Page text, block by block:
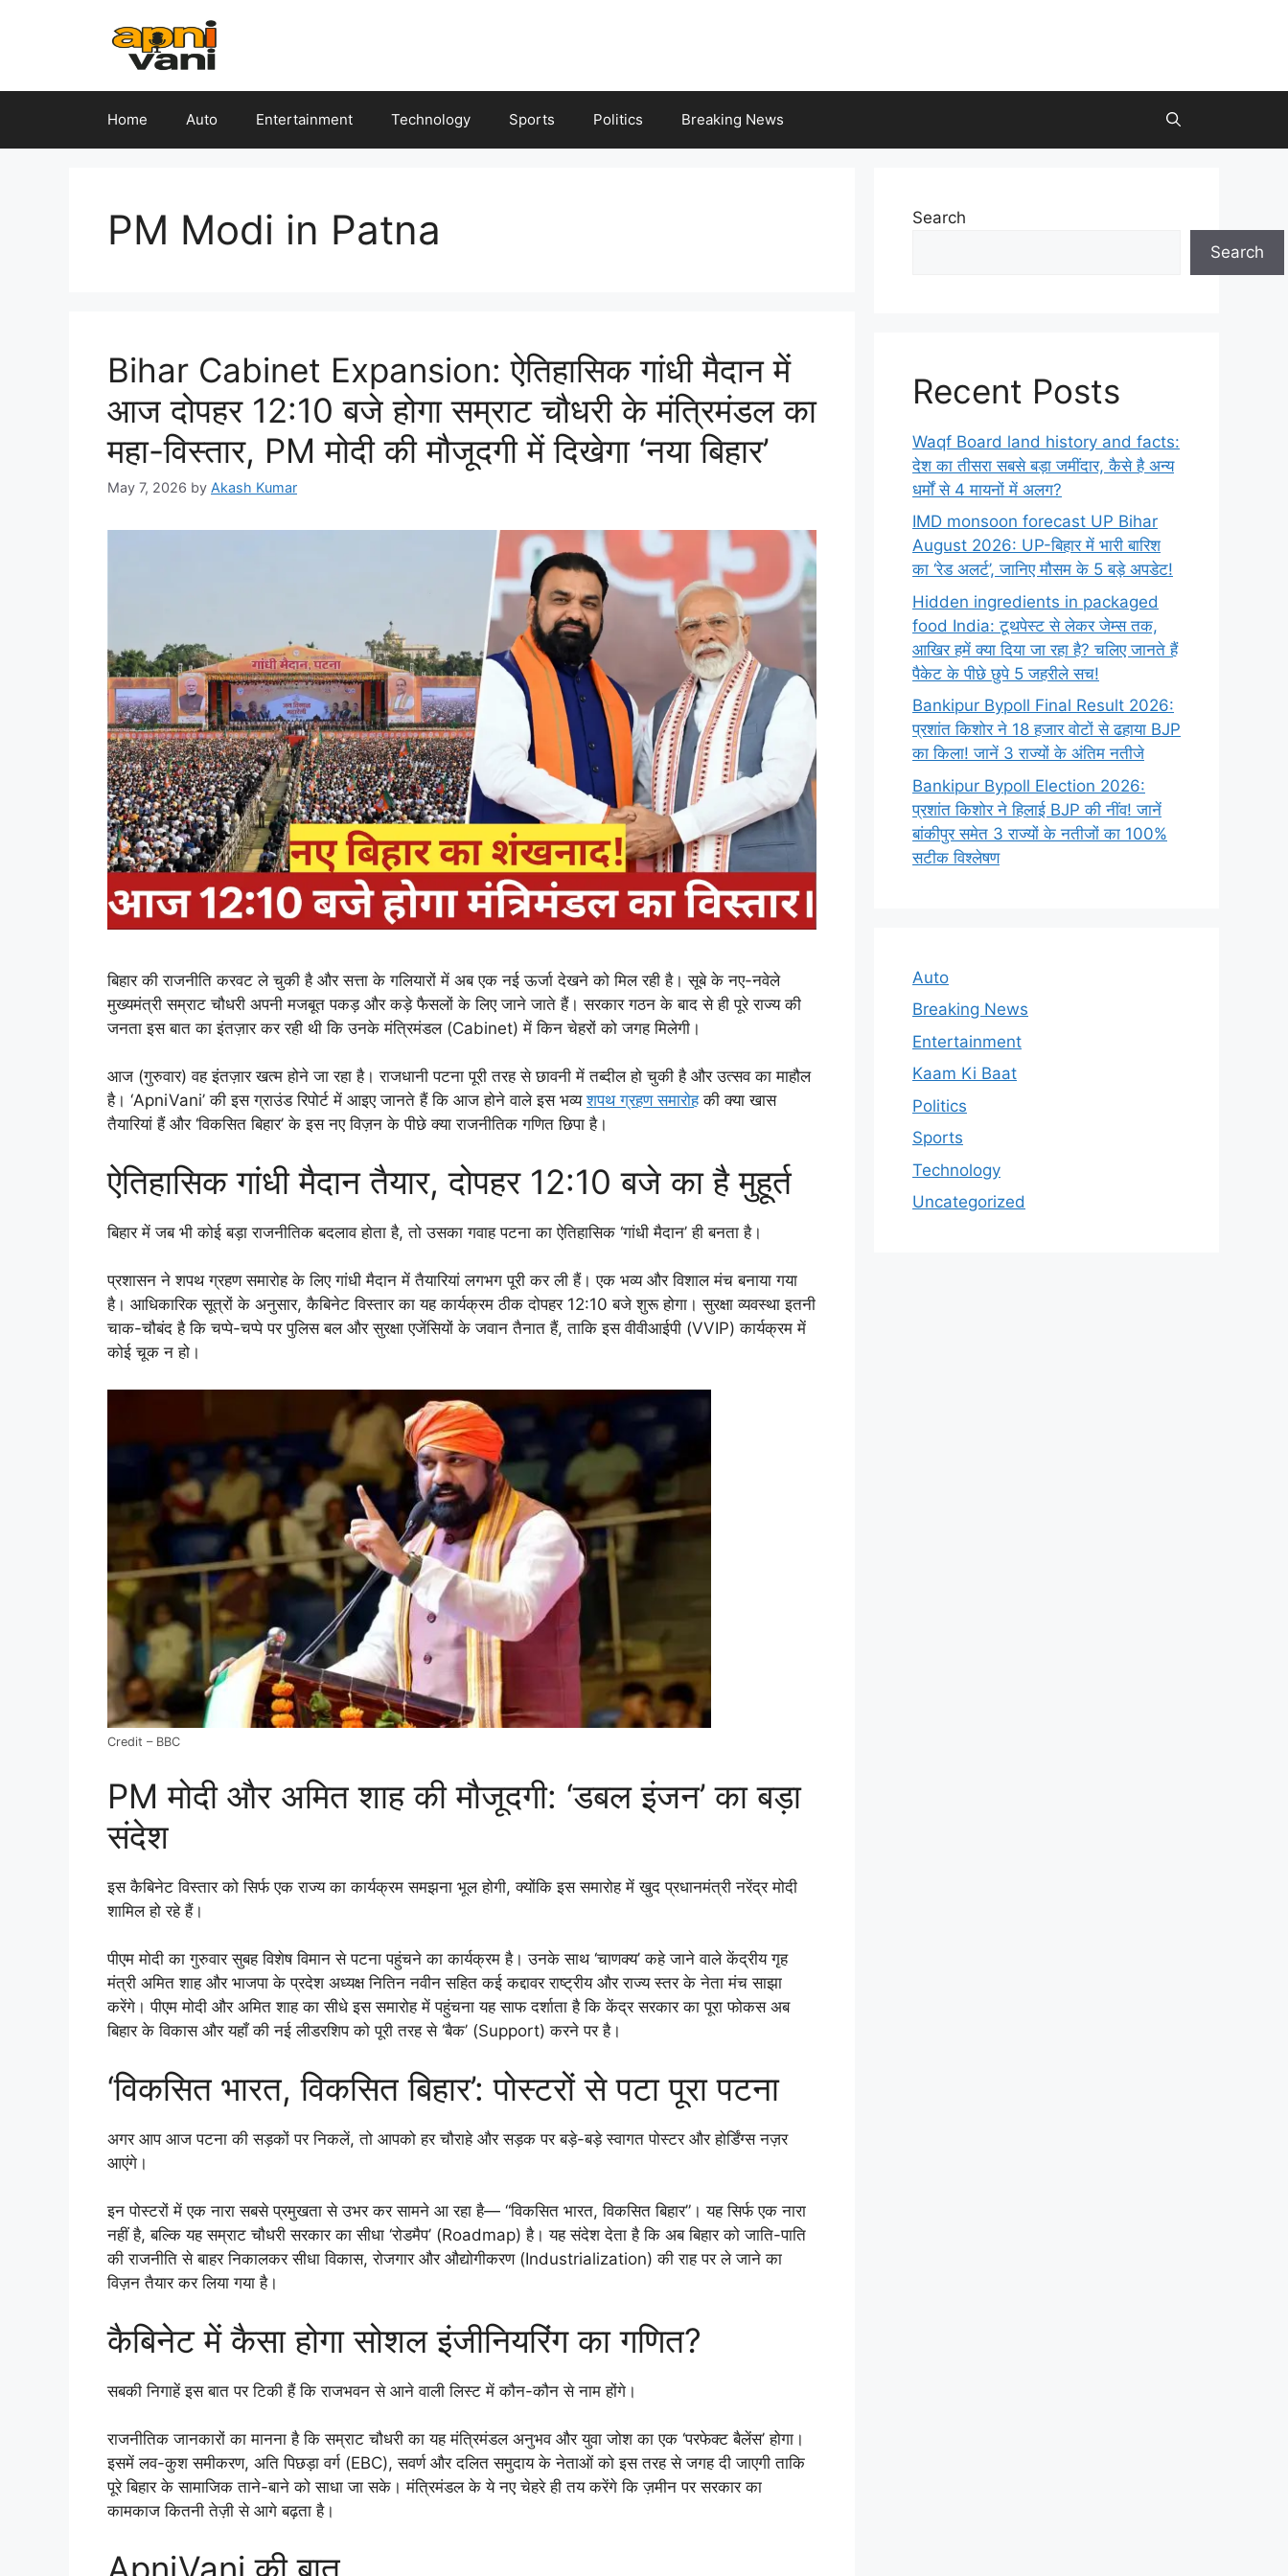
Home Auto Entertainment Technology Sports Politics Breaking News
PM Modi in Patna
Bihar Cabinet Expansion: ऐतिहासिक गांधी मैदान में
आज दोपहर 12:10 बजे होगा सम्राट चौधरी के मंत्रिमंडल का
महा-विस्तार, PM मोदी की मौजूदगी में दिखेगा ‘नया बिहार’
May 7, 2026 by Akash Kumar
बिहार की राजनीति करवट ले चुकी है और सत्ता के गलियारों में अब एक नई ऊर्जा देखने को मिल रही है। सूबे के नए-नवेले
मुख्यमंत्री सम्राट चौधरी अपनी मजबूत पकड़ और कड़े फैसलों के लिए जाने जाते हैं। सरकार गठन के बाद से ही पूरे राज्य की
जनता इस बात का इंतज़ार कर रही थी कि उनके मंत्रिमंडल (Cabinet) में किन चेहरों को जगह मिलेगी।
आज (गुरुवार) वह इंतज़ार खत्म होने जा रहा है। राजधानी पटना पूरी तरह से छावनी में तब्दील हो चुकी है और उत्सव का माहौल
है। ‘ApniVani’ की इस ग्राउंड रिपोर्ट में आइए जानते हैं कि आज होने वाले इस भव्यशपथ ग्रहण समारोहकी क्या खास
तैयारियां हैं और ‘विकसित बिहार’ के इस नए विज़न के पीछे क्या राजनीतिक गणित छिपा है।
ऐतिहासिक गांधी मैदान तैयार, दोपहर 12:10 बजे का है मुहूर्त
बिहार में जब भी कोई बड़ा राजनीतिक बदलाव होता है, तो उसका गवाह पटना का ऐतिहासिक ‘गांधी मैदान’ ही बनता है।
प्रशासन ने शपथ ग्रहण समारोह के लिए गांधी मैदान में तैयारियां लगभग पूरी कर ली हैं। एक भव्य और विशाल मंच बनाया गया
है। आधिकारिक सूत्रों के अनुसार, कैबिनेट विस्तार का यह कार्यक्रम ठीक दोपहर 12:10 बजे शुरू होगा। सुरक्षा व्यवस्था इतनी
चाक-चौबंद है कि चप्पे-चप्पे पर पुलिस बल और सुरक्षा एजेंसियों के जवान तैनात हैं, ताकि इस वीवीआईपी (VVIP) कार्यक्रम में
कोई चूक न हो।
Credit – BBC
PM मोदी और अमित शाह की मौजूदगी: ‘डबल इंजन’ का बड़ा
संदेश
इस कैबिनेट विस्तार को सिर्फ एक राज्य का कार्यक्रम समझना भूल होगी, क्योंकि इस समारोह में खुद प्रधानमंत्री नरेंद्र मोदी
शामिल हो रहे हैं।
पीएम मोदी का गुरुवार सुबह विशेष विमान से पटना पहुंचने का कार्यक्रम है। उनके साथ ‘चाणक्य’ कहे जाने वाले केंद्रीय गृह
मंत्री अमित शाह और भाजपा के प्रदेश अध्यक्ष नितिन नवीन सहित कई कद्दावर राष्ट्रीय और राज्य स्तर के नेता मंच साझा
करेंगे। पीएम मोदी और अमित शाह का सीधे इस समारोह में पहुंचना यह साफ दर्शाता है कि केंद्र सरकार का पूरा फोकस अब
बिहार के विकास और यहाँ की नई लीडरशिप को पूरी तरह से ‘बैक’ (Support) करने पर है।
‘विकसित भारत, विकसित बिहार’: पोस्टरों से पटा पूरा पटना
अगर आप आज पटना की सड़कों पर निकलें, तो आपको हर चौराहे और सड़क पर बड़े-बड़े स्वागत पोस्टर और होर्डिंग्स नज़र
आएंगे।
इन पोस्टरों में एक नारा सबसे प्रमुखता से उभर कर सामने आ रहा है— “विकसित भारत, विकसित बिहार”। यह सिर्फ एक नारा
नहीं है, बल्कि यह सम्राट चौधरी सरकार का सीधा ‘रोडमैप’ (Roadmap) है। यह संदेश देता है कि अब बिहार को जाति-पाति
की राजनीति से बाहर निकालकर सीधा विकास, रोजगार और औद्योगीकरण (Industrialization) की राह पर ले जाने का
विज़न तैयार कर लिया गया है।
कैबिनेट में कैसा होगा सोशल इंजीनियरिंग का गणित?
सबकी निगाहें इस बात पर टिकी हैं कि राजभवन से आने वाली लिस्ट में कौन-कौन से नाम होंगे।
राजनीतिक जानकारों का मानना है कि सम्राट चौधरी का यह मंत्रिमंडल अनुभव और युवा जोश का एक ‘परफेक्ट बैलेंस’ होगा।
इसमें लव-कुश समीकरण, अति पिछड़ा वर्ग (EBC), सवर्ण और दलित समुदाय के नेताओं को इस तरह से जगह दी जाएगी ताकि
पूरे बिहार के सामाजिक ताने-बाने को साधा जा सके। मंत्रिमंडल के ये नए चेहरे ही तय करेंगे कि ज़मीन पर सरकार का
कामकाज कितनी तेज़ी से आगे बढ़ता है।
ApniVani की बात
Search
Search
Recent Posts
Waqf Board land history and facts:
देश का तीसरा सबसे बड़ा जमींदार, कैसे है अन्य
धर्मों से 4 मायनों में अलग?
IMD monsoon forecast UP Bihar
August 2026: UP-बिहार में भारी बारिश
का ‘रेड अलर्ट’, जानिए मौसम के 5 बड़े अपडेट!
Hidden ingredients in packaged
food India: टूथपेस्ट से लेकर जेम्स तक,
आखिर हमें क्या दिया जा रहा है? चलिए जानते हैं
पैकेट के पीछे छुपे 5 जहरीले सच!
Bankipur Bypoll Final Result 2026:
प्रशांत किशोर ने 18 हजार वोटों से ढहाया BJP
का किला! जानें 3 राज्यों के अंतिम नतीजे
Bankipur Bypoll Election 2026:
प्रशांत किशोर ने हिलाई BJP की नींव! जानें
बांकीपुर समेत 3 राज्यों के नतीजों का 100%
सटीक विश्लेषण
Auto
Breaking News
Entertainment
Kaam Ki Baat
Politics
Sports
Technology
Uncategorized